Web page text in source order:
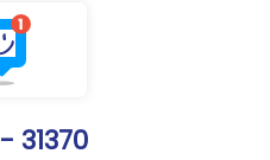
31370